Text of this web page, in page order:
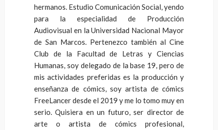
hermanos. Estudio Comunicación Social, yendo
para la especialidad de Producción
Audiovisual en la Universidad Nacional Mayor
de San Marcos. Pertenezco también al Cine
Club de la Facultad de Letras y Ciencias
Humanas, soy delegado de la base 19, pero de
mis actividades preferidas es la producción y
enseñanza de cómics, soy artista de cómics
FreeLancer desde el 2019 y me lo tomo muy en
serio. Quisiera en un futuro, ser director de
arte o artista de cómics profesional,